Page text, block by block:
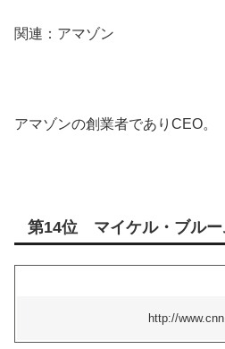
関連：アマゾン
アマゾンの創業者でありCEO。
第14位 マイケル・ブルー
http://